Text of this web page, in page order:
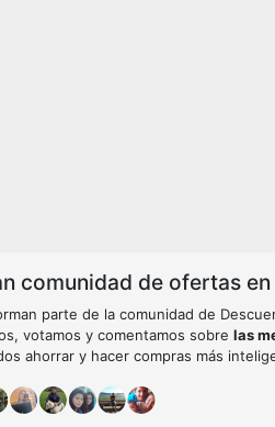
comunidad de ofertas
parte de la comunidad de
votamos y comentamos sobre las
ahorrar y hacer compras más